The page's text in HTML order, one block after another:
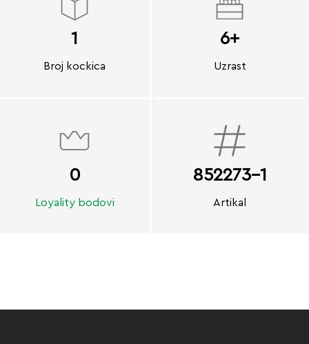
1
Broj kockica
6+
Uzrast
0
Loyality bodovi
852273-1
Artikal